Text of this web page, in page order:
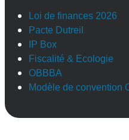
Loi de finances 2026
Pacte Dutreil
IP Box
Fiscalité & Ecologie
OBBBA
Modèle de convention